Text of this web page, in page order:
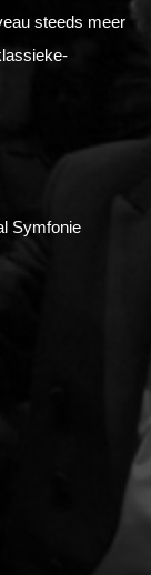
steeds meer
Symfonie